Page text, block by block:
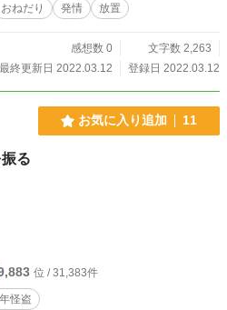
おねだり 発情 放置
感想数 0
文字数 2,263
最終更新日 2022.03.12
登録日 2022.03.12
お気に入り追加 11
る
位 / 31,383件
怪盗